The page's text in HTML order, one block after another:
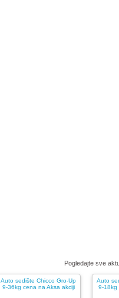
Pogledajte sve
Auto sedište Chicco Gro-Up
9-36kg cena na Aksa akciji
Auto
9-18kg